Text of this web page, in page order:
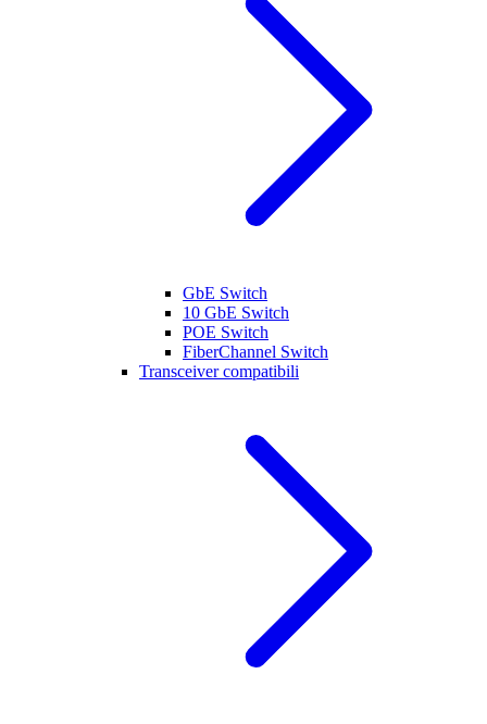
GbE Switch
10 GbE Switch
POE Switch
FiberChannel Switch
Transceiver compatibili